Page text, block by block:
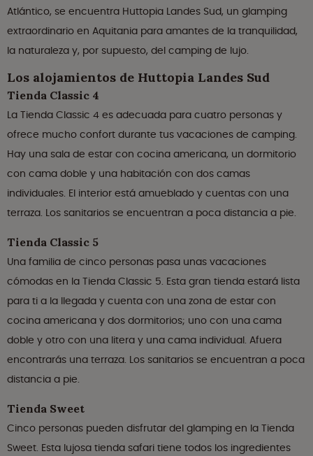
Atlántico, se encuentra Huttopia Landes Sud, un glamping
extraordinario en Aquitania para amantes de la tranquilidad,
la naturaleza y, por supuesto, del camping de lujo.
Los alojamientos de Huttopia Landes Sud
Tienda Classic 4
La Tienda Classic 4 es adecuada para cuatro personas y
ofrece mucho confort durante tus vacaciones de camping.
Hay una sala de estar con cocina americana, un dormitorio
con cama doble y una habitación con dos camas
individuales. El interior está amueblado y cuentas con una
terraza. Los sanitarios se encuentran a poca distancia a pie.
Tienda Classic 5
Una familia de cinco personas pasa unas vacaciones
cómodas en la Tienda Classic 5. Esta gran tienda estará lista
para ti a la llegada y cuenta con una zona de estar con
cocina americana y dos dormitorios; uno con una cama
doble y otro con una litera y una cama individual. Afuera
encontrarás una terraza. Los sanitarios se encuentran a poca
distancia a pie.
Tienda Sweet
Cinco personas pueden disfrutar del glamping en la Tienda
Sweet. Esta lujosa tienda safari tiene todos los ingredientes